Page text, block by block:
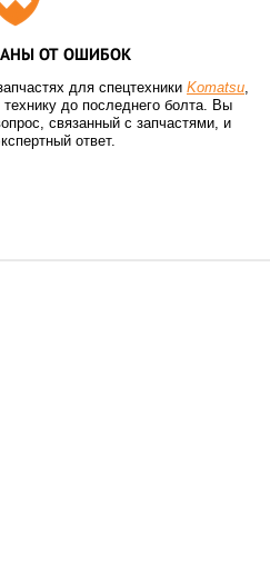
ОТ ОШИБОК
для спецтехники Komatsu,
до последнего болта. Вы
связанный с запчастями, и
ответ.